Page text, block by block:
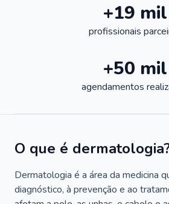
+19 mil
profissionais
+50 mil
agendamentos
O que é
Dermatologia é a área da medicina
diagnóstico, à prevenção e ao